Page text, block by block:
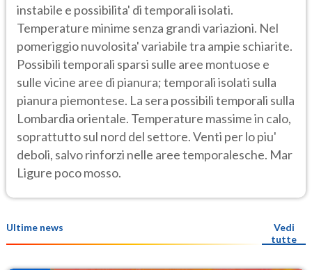
instabile e possibilita' di temporali isolati.
Temperature minime senza grandi variazioni. Nel
pomeriggio nuvolosita' variabile tra ampie schiarite.
Possibili temporali sparsi sulle aree montuose e
sulle vicine aree di pianura; temporali isolati sulla
pianura piemontese. La sera possibili temporali sulla
Lombardia orientale. Temperature massime in calo,
soprattutto sul nord del settore. Venti per lo piu'
deboli, salvo rinforzi nelle aree temporalesche. Mar
Ligure poco mosso.
Ultime news
Vedi
tutte